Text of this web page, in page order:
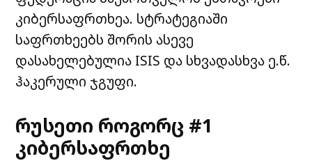
კიბერსაფრთხეა. სტრატეგიაში
საფრთხეებს შორის ასევე
დასახელებულია ISIS და სხვადასხვა ე.წ.
ჰაკერული ჯგუფი.
რუსეთი როგორც #1
კიბერსაფრთხე